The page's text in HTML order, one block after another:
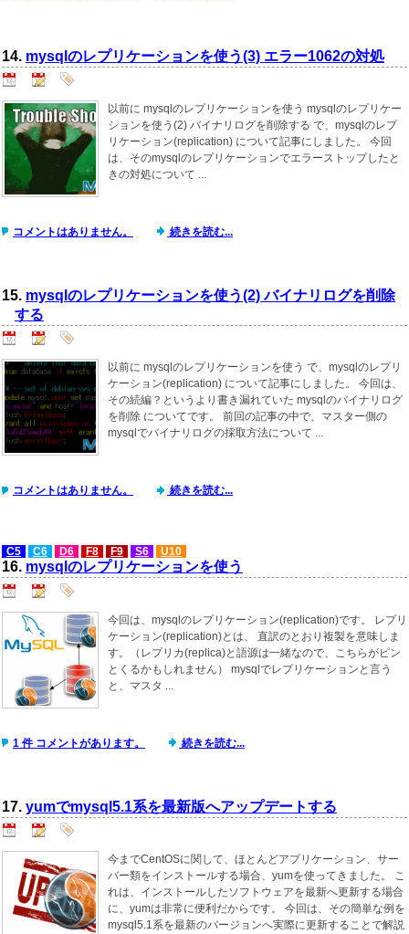
14. mysqlのレプリケーションを使う(3) エラー1062の対処
以前に mysqlのレプリケーションを使う mysqlのレプリケー
ションを使う(2) バイナリログを削除する で、mysqlのレプ
リケーション(replication) について記事にしました。 今回
は、そのmysqlのレプリケーションでエラーストップしたと
きの対処について ...
コメントはありません。 続きを読む...
15. mysqlのレプリケーションを使う(2) バイナリログを削除
する
以前に mysqlのレプリケーションを使う で、mysqlのレプリ
ケーション(replication) について記事にしました。 今回は、
その続編？というより書き漏れていた mysqlのバイナリログ
を削除 についてです。 前回の記事の中で、マスター側の
mysqlでバイナリログの採取方法について ...
コメントはありません。 続きを読む...
C5 C6 D6 F8 F9 S6 U10
16. mysqlのレプリケーションを使う
今回は、mysqlのレプリケーション(replication)です。 レプリ
ケーション(replication)とは、 直訳のとおり複製を意味しま
す。（レプリカ(replica)と語源は一緒なので、こちらがピン
とくるかもしれません） mysqlでレプリケーションと言う
と、マスタ ...
1 件 コメントがあります。 続きを読む...
17. yumでmysql5.1系を最新版へアップデートする
今までCentOSに関して、ほとんどアプリケーション、サー
バー類をインストールする場合、yumを使ってきました。 こ
れは、インストールしたソフトウェアを最新へ更新する場合
に、yumは非常に便利だからです。 今回は、その簡単な例を
mysql5.1系を最新のバージョンへ実際に更新することで解説